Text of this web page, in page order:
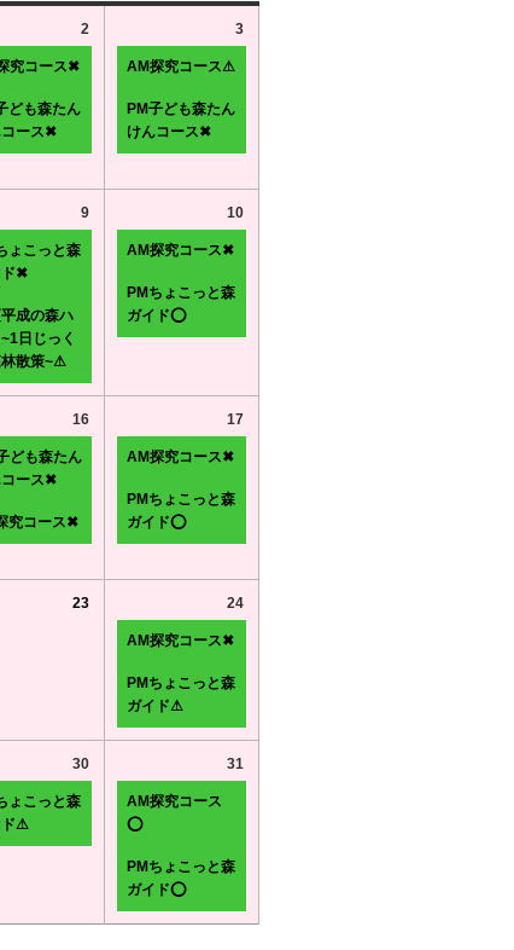
2
究コース✖
ども森たん
コース✖
3
AM探究コース⚠
PM子ども森たん
けんコース✖
9
ょこっと森
ド✖
成の森ハ
日じっく
林散策~⚠
10
AM探究コース✖
PMちょこっと森
ガイド⭕
16
ども森たん
コース✖
究コース✖
17
AM探究コース✖
PMちょこっと森
ガイド⭕
23 24
AM探究コース✖
PMちょこっと森
ガイド⚠
30
ょこっと森
ド⚠
31
AM探究コース
⭕
PMちょこっと森
ガイド⭕